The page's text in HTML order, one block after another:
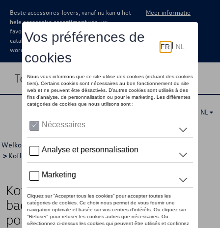
Beste accessoires-lovers, vanaf nu kan u het
hele accessoire assortiment van uw
favoriete merk terugvinden in de online
catalogus. Deze kunnen steeds besteld
worden via uw dealer.
Meer informatie
Toggle navigation
NL
Welkom >Catalogus Volkswagen > Comfort en bescherming
> Kofferschalen > Detail
Kofferschaal, Variabele/vlakke
bagageruimtebodem, bovenste
positie